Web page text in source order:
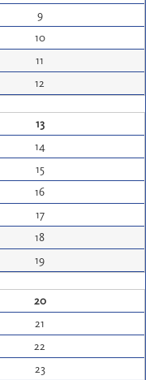
9
10
11
12
13
14
15
16
17
18
19
20
21
22
23